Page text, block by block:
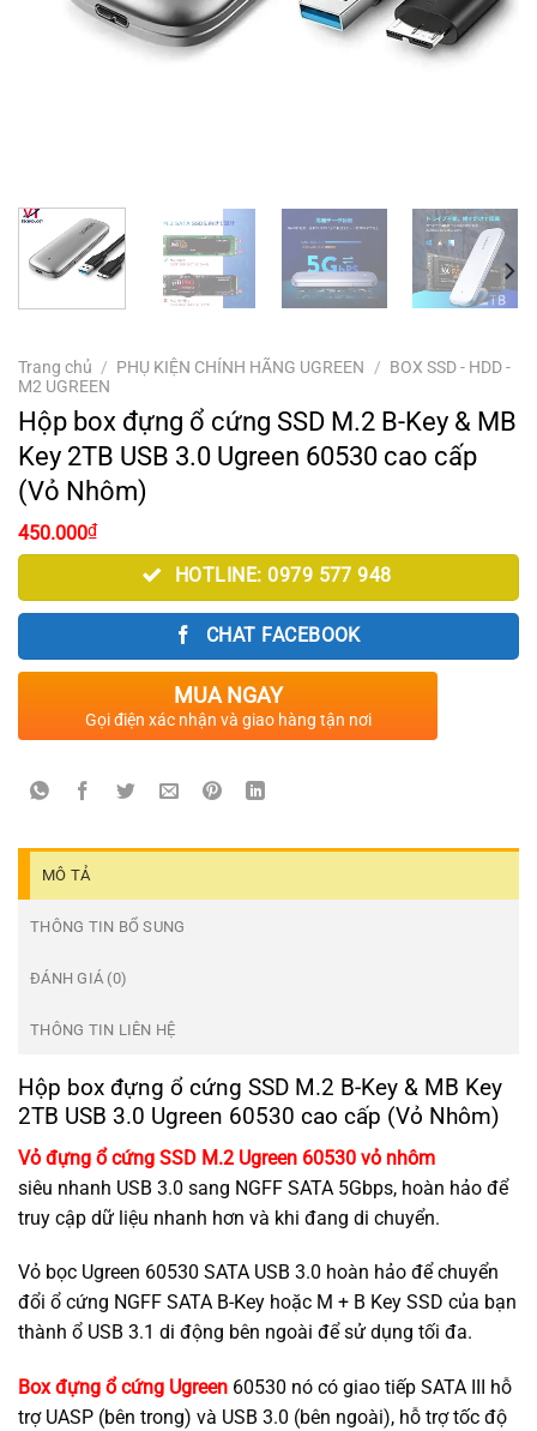
Trang chủ / PHỤ KIỆN CHÍNH HÃNG UGREEN / BOX SSD - HDD -
M2 UGREEN
Hộp box đựng ổ cứng SSD M.2 B-Key & MB
Key 2TB USB 3.0 Ugreen 60530 cao cấp
(Vỏ Nhôm)
450.000₫
HOTLINE: 0979 577 948
CHAT FACEBOOK
MUA NGAY
Gọi điện xác nhận và giao hàng tận nơi
MÔ TẢ
THÔNG TIN BỔ SUNG
ĐÁNH GIÁ (0)
THÔNG TIN LIÊN HỆ
Hộp box đựng ổ cứng SSD M.2 B-Key & MB Key
2TB USB 3.0 Ugreen 60530 cao cấp (Vỏ Nhôm)
Vỏ đựng ổ cứng SSD M.2 Ugreen 60530 vỏ nhôm
siêu nhanh USB 3.0 sang NGFF SATA 5Gbps, hoàn hảo để
truy cập dữ liệu nhanh hơn và khi đang di chuyển.
Vỏ bọc Ugreen 60530 SATA USB 3.0 hoàn hảo để chuyển
đổi ổ cứng NGFF SATA B-Key hoặc M + B Key SSD của bạn
thành ổ USB 3.1 di động bên ngoài để sử dụng tối đa.
Box đựng ổ cứng Ugreen 60530 nó có giao tiếp SATA III hỗ
trợ UASP (bên trong) và USB 3.0 (bên ngoài), hỗ trợ tốc độ